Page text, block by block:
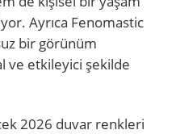
Ayrıca Fenomastic
bir görünüm
ve etkileyici şekilde
2026 duvar renkleri